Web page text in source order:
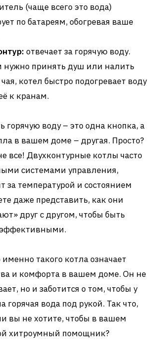
(чаще всего это вода)
по батареям, обогревая ваше
отвечает за горячую воду.
нужно принять душ или налить
котел быстро подогревает воду
к кранам.
горячую воду – это одна кнопка, а
в вашем доме – другая. Просто?
все! Двухконтурные котлы часто
системами управления,
за температурой и состоянием
даже представить, как они
друг с другом, чтобы быть
такого котла означает
и комфорта в вашем доме. Он не
но и заботится о том, чтобы у
горячая вода под рукой. Так что,
вы не хотите, чтобы в вашем
хитроумный помощник?